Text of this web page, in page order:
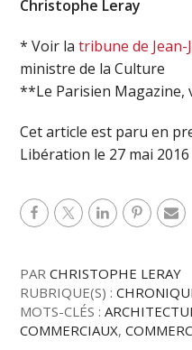
Christophe Leray
* Voir latribune de Jean-
ministre de la Culture
**Le Parisien Magazine,
Cet article est paru en
Libération le 27 mai 2016
PARCHRISTOPHE LERAY
RUBRIQUE(S) :
MOTS-CLÉS :
COMMERCIAUX,